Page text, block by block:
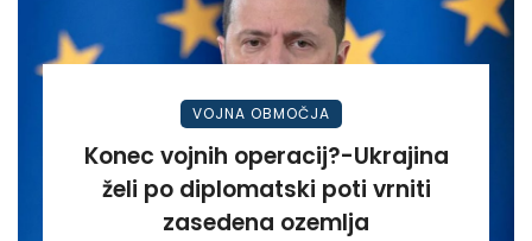
VOJNA OBMOČJA
Konec vojnih operacij?-Ukrajina
želi po diplomatski poti vrniti
zasedena ozemlja